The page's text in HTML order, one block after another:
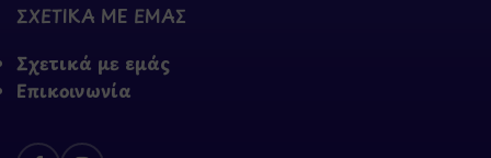
ΣΧΕΤΙΚΑ ΜΕ ΕΜΑΣ
Σχετικά με εμάς
Επικοινωνία